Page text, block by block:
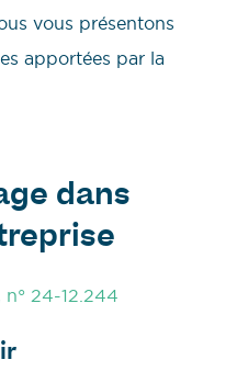
vous présentons
apportées par la
dans
n° 24-12.244